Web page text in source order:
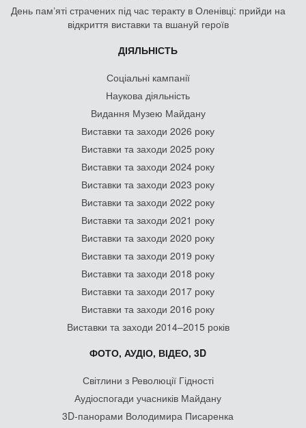
День памʼяті страчених під час теракту в Оленівці: прийди на
відкриття виставки та вшануй героїв
ДІЯЛЬНІСТЬ
Соціальні кампанії
Наукова діяльність
Видання Музею Майдану
Виставки та заходи 2026 року
Виставки та заходи 2025 року
Виставки та заходи 2024 року
Виставки та заходи 2023 року
Виставки та заходи 2022 року
Виставки та заходи 2021 року
Виставки та заходи 2020 року
Виставки та заходи 2019 року
Виставки та заходи 2018 року
Виставки та заходи 2017 року
Виставки та заходи 2016 року
Виставки та заходи 2014–2015 років
ФОТО, АУДІО, ВІДЕО, 3D
Світлини з Революції Гідності
Аудіоспогади учасників Майдану
3D-панорами Володимира Писаренка